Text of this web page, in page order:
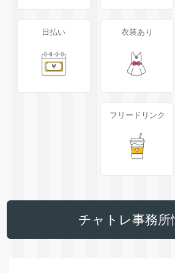
日払い 衣装あり
フリードリンク
チャトレ事務所